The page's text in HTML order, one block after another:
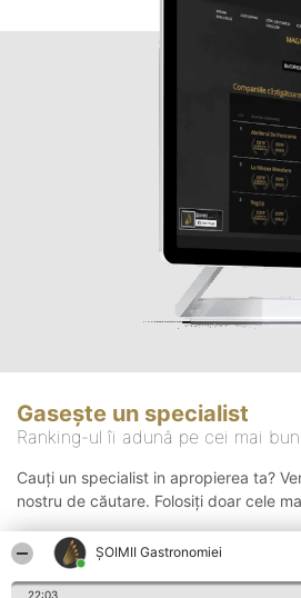
ȘOIMII Gastronomiei
22:03
Gasește un specialist
Ranking-ul îi adună pe cei mai
Cauți un specialist in apropierea ta?
nostru de căutare. Folosiți doar cele